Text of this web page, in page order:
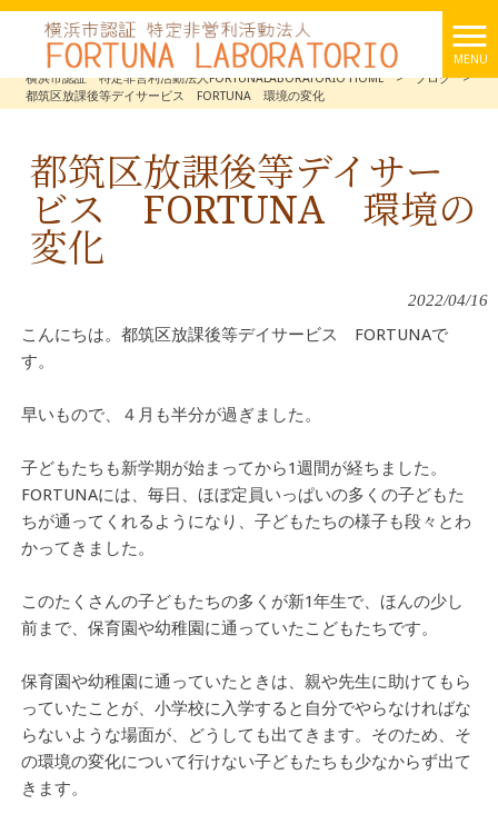
MENU
横浜市認証 特定非営利活動法人FORTUNALABORATORIO HOME
> ブログ
>
都筑区放課後等デイサービス FORTUNA 環境の変化
都筑区放課後等デイサー
ビス FORTUNA 環境の
変化
2022/04/16
こんにちは。都筑区放課後等デイサービス FORTUNAで
す。
早いもので、４月も半分が過ぎました。
子どもたちも新学期が始まってから1週間が経ちました。
FORTUNAには、毎日、ほぼ定員いっぱいの多くの子どもた
ちが通ってくれるようになり、子どもたちの様子も段々とわ
かってきました。
このたくさんの子どもたちの多くが新1年生で、ほんの少し
前まで、保育園や幼稚園に通っていたこどもたちです。
保育園や幼稚園に通っていたときは、親や先生に助けてもら
っていたことが、小学校に入学すると自分でやらなければな
らないような場面が、どうしても出てきます。そのため、そ
の環境の変化について行けない子どもたちも少なからず出て
きます。